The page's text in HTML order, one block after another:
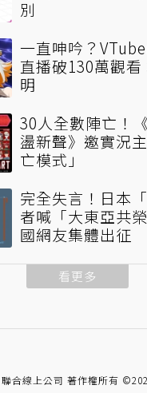
別
一直呻吟？
直播破130萬觀
明
30人全數陣亡！
盪新聲》邀實況
亡模式」
完全失言！日本
者喊「大東亞共
國網友集體出征
看更多
聯合線上公司 著作權所有